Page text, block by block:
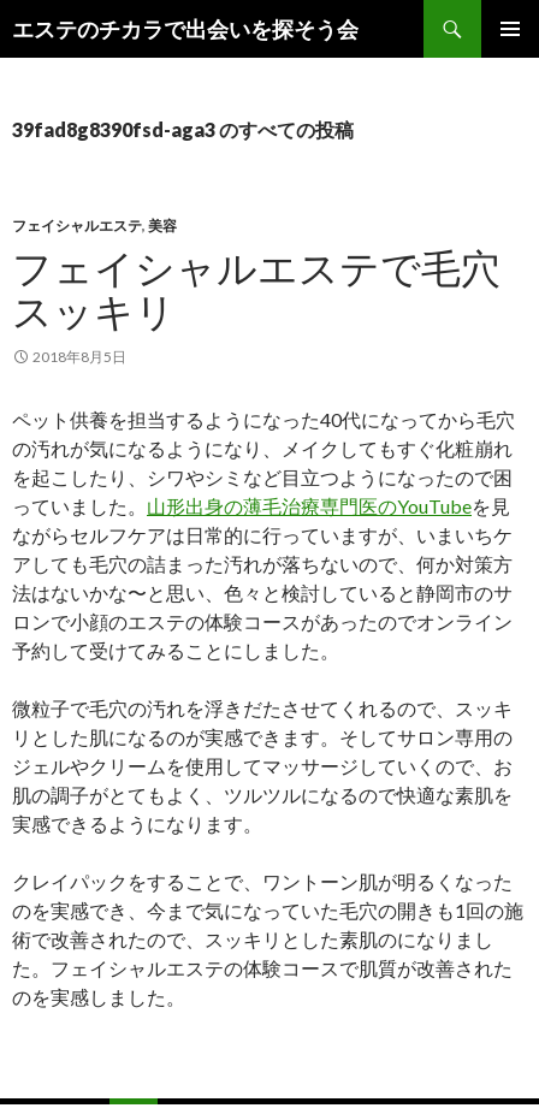
エステのチカラで出会いを探そう会
索
ン
キ
プ
39fad8g8390fsd-aga3 のすべての投稿
フェイシャルエステ, 美容
フェイシャルエステで毛穴
スッキリ
2018年8月5日
ペット供養を担当するようになった40代になってから毛穴
の汚れが気になるようになり、メイクしてもすぐ化粧崩れ
を起こしたり、シワやシミなど目立つようになったので困
っていました。 山形出身の薄毛治療専門医のYouTubeを見
ながらセルフケアは日常的に行っていますが、いまいちケ
アしても毛穴の詰まった汚れが落ちないので、何か対策方
法はないかな〜と思い、色々と検討していると静岡市のサ
ロンで小顔のエステの体験コースがあったのでオンライン
予約して受けてみることにしました。
微粒子で毛穴の汚れを浮きだたさせてくれるので、スッキ
リとした肌になるのが実感できます。そしてサロン専用の
ジェルやクリームを使用してマッサージしていくので、お
肌の調子がとてもよく、ツルツルになるので快適な素肌を
実感できるようになります。
クレイパックをすることで、ワントーン肌が明るくなった
のを実感でき、今まで気になっていた毛穴の開きも1回の施
術で改善されたので、スッキリとした素肌のになりまし
た。フェイシャルエステの体験コースで肌質が改善された
のを実感しました。